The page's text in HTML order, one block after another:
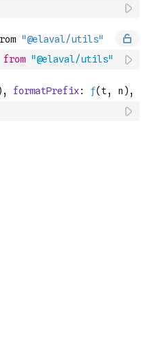
from "@elaval/utils"